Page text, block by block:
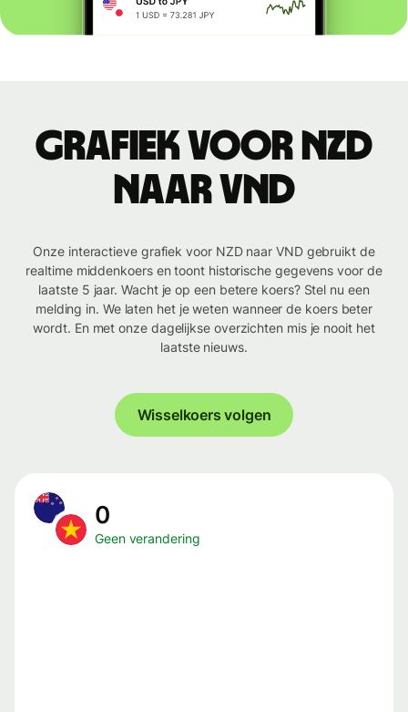
Grafiek voor NZD
naar VND
Onze interactieve grafiek voor NZD naar VND gebruikt de
realtime middenkoers en toont historische gegevens voor de
laatste 5 jaar. Wacht je op een betere koers? Stel nu een
melding in. We laten het je weten wanneer de koers beter
wordt. En met onze dagelijkse overzichten mis je nooit het
laatste nieuws.
Wisselkoers volgen
0
Geen verandering